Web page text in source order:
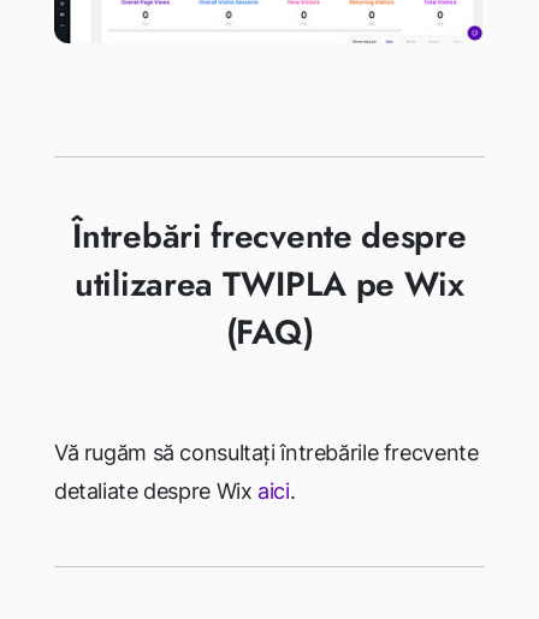
Întrebări frecvente despre
utilizarea TWIPLA pe Wix
(FAQ)
Vă rugăm să consultați întrebările frecvente
detaliate despre Wix aici.